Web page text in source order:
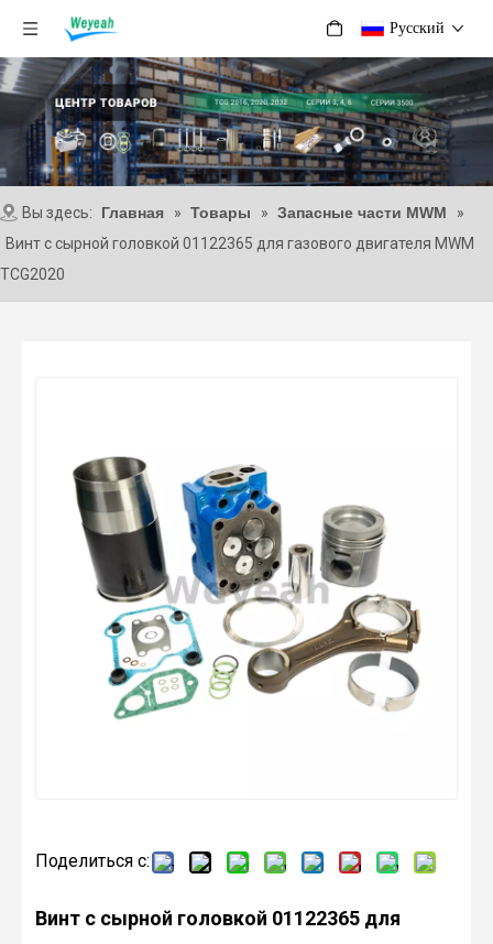
Pусский
Вы здесь: Главная » Товары » Запасные части MWM
»
Винт с сырной головкой 01122365 для газового двигателя MWM
TCG2020
Поделиться с:
Винт с сырной головкой 01122365 для